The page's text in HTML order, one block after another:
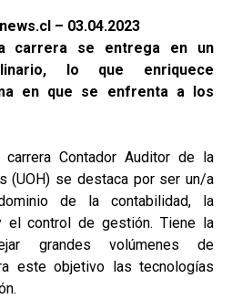
– 03.04.2023
carrera se entrega en un
lo que enriquece
en que se enfrenta a los
Contador Auditor de la
(UOH) se destaca por ser un/a
de la contabilidad, la
el control de gestión. Tiene la
grandes volúmenes de
este objetivo las tecnologías